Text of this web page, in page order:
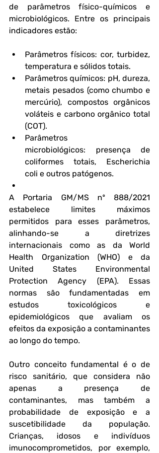
de parâmetros físico-químicos e
microbiológicos. Entre os principais
indicadores estão:
Parâmetros físicos: cor, turbidez,
temperatura e sólidos totais.
Parâmetros químicos: pH, dureza,
metais pesados (como chumbo e
mercúrio), compostos orgânicos
voláteis e carbono orgânico total
(COT).
Parâmetros
microbiológicos: presença de
coliformes totais, Escherichia
coli e outros patógenos.
A Portaria GM/MS nº 888/2021
estabelece limites máximos
permitidos para esses parâmetros,
alinhando-se a diretrizes
internacionais como as da World
Health Organization (WHO) e da
United States Environmental
Protection Agency (EPA). Essas
normas são fundamentadas em
estudos toxicológicos e
epidemiológicos que avaliam os
efeitos da exposição a contaminantes
ao longo do tempo.
risco sanitário, que considera não
apenas a presença de
contaminantes, mas também a
probabilidade de exposição e a
suscetibilidade da população.
Crianças, idosos e indivíduos
imunocomprometidos, por exemplo,